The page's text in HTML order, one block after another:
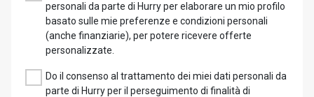
personali da parte di Hurry per elaborare un mio profilo
basato sulle mie preferenze e condizioni personali
(anche finanziarie), per potere ricevere offerte
personalizzate.
Do il consenso al trattamento dei miei dati personali da
parte di Hurry per il perseguimento di finalità di